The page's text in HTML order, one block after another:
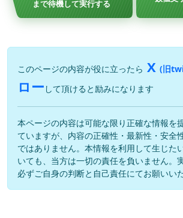
まで待機して実行する
このページの内容が役に立ったら X (旧
ロー して頂けると励みになります
本ページの内容は可能な限り正確な情報を
ていますが、内容の正確性・最新性・安全
ではありません。本情報を利用して生じた
いても、当方は一切の責任を負いません。
必ずご自身の判断と自己責任にてお願いい